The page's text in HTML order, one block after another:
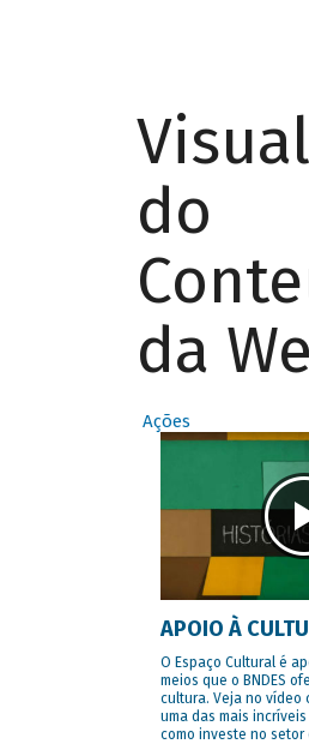
do
da
Ações
APOIO À
O Espaço Cultural é
meios que o BNDES
cultura. Veja no vídeo
uma das mais
como investe no setor